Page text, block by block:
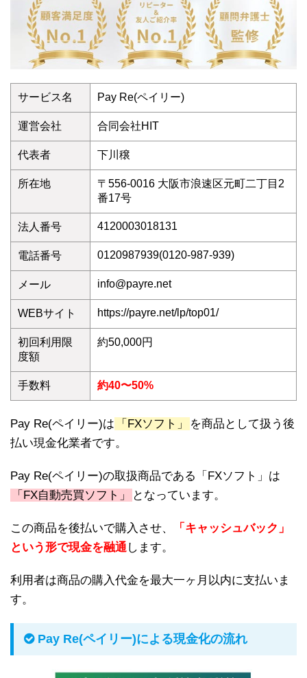
サービス名 Pay Re(ペイリー)
運営会社 合同会社HIT
代表者 下川穣
所在地
〒556-0016 大阪市浪速区元町二丁目2
番17号
法人番号 4120003018131
電話番号 0120987939(0120-987-939)
メール info@payre.net
WEBサイト https://payre.net/lp/top01/
初回利用限
度額
約50,000円
手数料 約40〜50%
Pay Re(ペイリー)は 「FXソフト」
を商品として扱う後
払い現金化業者です。
Pay Re(ペイリー)の取扱商品である「FXソフト」は
「FX自動売買ソフト」
となっています。
この商品を後払いで購入させ、
「キャッシュバック」
という形で現金を融通します。
利用者は商品の購入代金を最大一ヶ月以内に支払いま
す。
Pay Re(ペイリー)による現金化の流れ